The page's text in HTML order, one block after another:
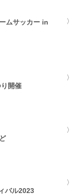
ムサッカー in
開催
バル2023